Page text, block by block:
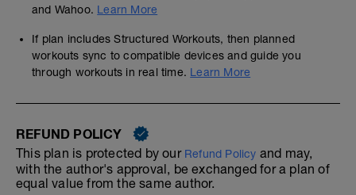
and Wahoo. Learn More
If plan includes Structured Workouts, then planned
workouts sync to compatible devices and guide you
through workouts in real time. Learn More
REFUND POLICY
This plan is protected by our Refund Policy and may,
with the author's approval, be exchanged for a plan of
equal value from the same author.